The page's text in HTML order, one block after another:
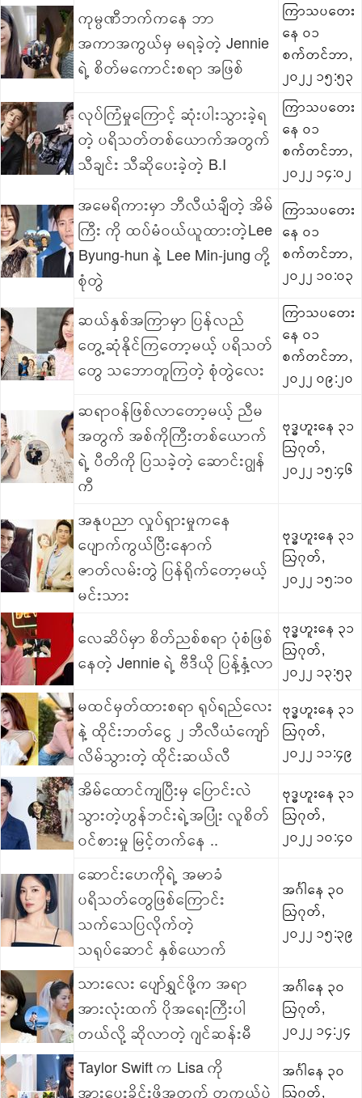
ကုမ္ပဏီဘက်ကနေ ဘာ
အကာအကွယ်မှ မရခဲ့တဲ့ Jennie
ရဲ့ စိတ်မကောင်းစရာ အဖြစ်
ကြာသပတေး
နေ ၀၁
စက်တင်ဘာ,
၂၀၂၂ ၁၅:၅၃
လုပ်ကြံမှုကြောင့် ဆုံးပါးသွားခဲ့ရ
တဲ့ ပရိသတ်တစ်ယောက်အတွက်
သီချင်း သီဆိုပေးခဲ့တဲ့ B.I
ကြာသပတေး
နေ ၀၁
စက်တင်ဘာ,
၂၀၂၂ ၁၄:၀၂
အမေရိကားမှာ ဘီလီယံချီတဲ့ အိမ်
ကြီး ကို ထပ်မံဝယ်ယူထားတဲ့Lee
Byung-hun နဲ့ Lee Min-jung တို့
စုံတွဲ
ကြာသပတေး
နေ ၀၁
စက်တင်ဘာ,
၂၀၂၂ ၁၀:၀၃
ဆယ်နှစ်အကြာမှာ ပြန်လည်
တွေ့ဆုံနိုင်ကြတော့မယ့် ပရိသတ်
တွေ သဘောတူကြတဲ့ စုံတွဲလေး
ကြာသပတေး
နေ ၀၁
စက်တင်ဘာ,
၂၀၂၂ ၀၉:၂၀
ဆရာဝန်ဖြစ်လာတော့မယ့် ညီမ
အတွက် အစ်ကိုကြီးတစ်ယောက်
ရဲ့ ပီတိကို ပြသခဲ့တဲ့ ဆောင်းဂျွန်
ကီ
ဗုဒ္ဓဟူးနေ ၃၁
ဩဂုတ်,
၂၀၂၂ ၁၅:၄၆
အနုပညာ လှုပ်ရှားမှုကနေ
ပျောက်ကွယ်ပြီးနောက်
ဇာတ်လမ်းတွဲ ပြန်ရိုက်တော့မယ့်
မင်းသား
ဗုဒ္ဓဟူးနေ ၃၁
ဩဂုတ်,
၂၀၂၂ ၁၅:၁၀
လေဆိပ်မှာ စိတ်ညစ်စရာ ပုံစံဖြစ်
နေတဲ့ Jennie ရဲ့ ဗီဒီယို ပြန့်နှံ့လာ
ဗုဒ္ဓဟူးနေ ၃၁
ဩဂုတ်,
၂၀၂၂ ၁၃:၅၃
မထင်မှတ်ထားစရာ ရုပ်ရည်လေး
နဲ့ ထိုင်းဘတ်ငွေ ၂ ဘီလီယံကျော်
လိမ်သွားတဲ့ ထိုင်းဆယ်လီ
ဗုဒ္ဓဟူးနေ ၃၁
ဩဂုတ်,
၂၀၂၂ ၁၁:၄၉
အိမ်ထောင်ကျပြီးမှ ပြောင်းလဲ
သွားတဲ့ဟွန်ဘင်းရဲ့အပြုံး လူစိတ်
ဝင်စားမှု မြင့်တက်နေ ..
ဗုဒ္ဓဟူးနေ ၃၁
ဩဂုတ်,
၂၀၂၂ ၁၀:၄၀
ဆောင်းဟေကိုရဲ့ အမာခံ
ပရိသတ်တွေဖြစ်ကြောင်း
သက်သေပြလိုက်တဲ့
သရုပ်ဆောင် နှစ်ယောက်
အင်္ဂါနေ ၃၀
ဩဂုတ်,
၂၀၂၂ ၁၅:၃၉
သားလေး ပျော်ရွှင်ဖို့က အရာ
အားလုံးထက် ပိုအရေးကြီးပါ
တယ်လို့ ဆိုလာတဲ့ ဂျင်ဆန်းမီ
အင်္ဂါနေ ၃၀
ဩဂုတ်,
၂၀၂၂ ၁၄:၂၄
Taylor Swift က Lisa ကို
အားပေးခိုင်းဖို့အတွက် တကယ်ပဲ
အင်္ဂါနေ ၃၀
ဩဂုတ်,